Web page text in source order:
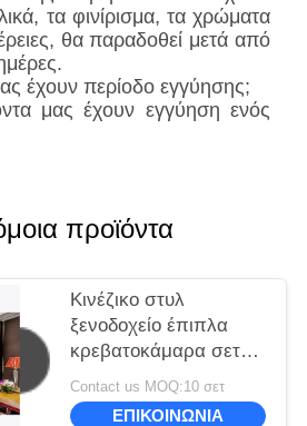
τα φινίρισμα, τα χρώματα
θα παραδοθεί μετά από
έχουν περίοδο εγγύησης;
μας έχουν εγγύηση ενός
προϊόντα
Κινέζικο στυλ
ξενοδοχείο έπιπλα
κρεβατοκάμαρα σετ
Προσαρμόσιμο
μέγεθος και χρώμα
Contact us MOQ:10 σετ
ΕΠΙΚΟΙΝΩΝΙΑ